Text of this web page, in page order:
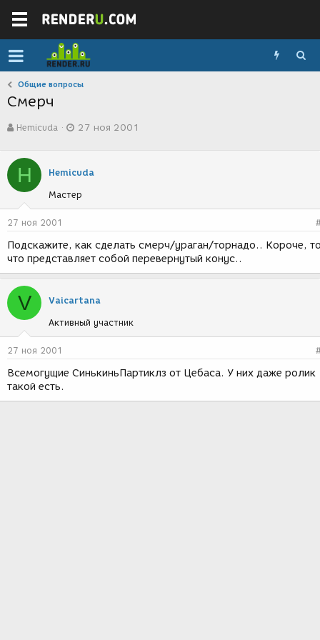
Общие вопросы
Смерч
в
о
р
т
е
м
ы
Hemicuda
а
с
з
д
и
я
27 ноя 2001
H Hemicuda
Мастер
27 ноя 2001
Подскажите, как сделать смерч/ураган/торнадо.. Короче,
что представляет собой перевернутый конус..
V Vaicartana
Активный участник
27 ноя 2001
Всемогущие СинькиньПартиклз от Цебаса. У них даже ролик
такой есть.